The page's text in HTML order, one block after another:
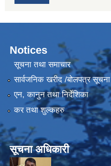
Notices
सूचना तथा समाचार
सार्वजनिक खरीद /बोलपत्र सूचना
एन, कानुन तथा निर्देशिका
कर तथा शुल्कहरु
सूचना अधिकारी